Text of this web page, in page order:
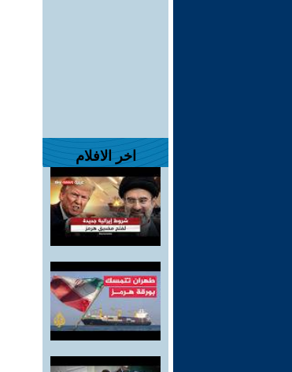
اخر الافلام